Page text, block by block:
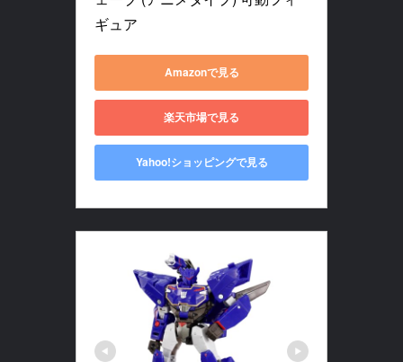
ギュア
Amazonで見る
楽天市場で見る
Yahoo!ショッピングで見る